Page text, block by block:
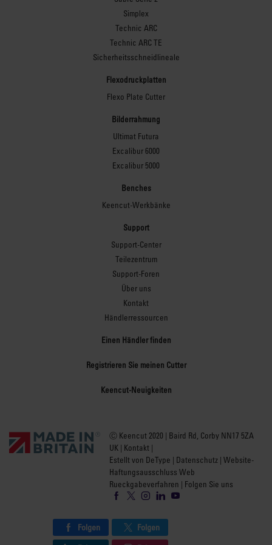
einzigartige patentierte
Proteus-Bauweise
ermöglicht eine sichere
nicht mit der Zeit an
Stabilität verliert. Stärke
entscheidend, um eine
optimale Klemmwirkung
und wiederholbare,
zuverlässige Schnitte
über die gesamte Länge
gewährleisten. Die
erleichtert die Montage;
Befestigungselemente
sind zwecks bündigem
Sicherheit bei starker
Oberfläche
Einstellbare Füße
ermöglichen eine exakte
unebenen Böden und
gewährleisten die für
Simplex
Technic ARC
Technic ARC TE
Sicherheitsschneidlineale
Flexodruckplatten
Flexo Plate Cutter
Bilderrahmung
Ultimat Futura
Excalibur 6000
Excalibur 5000
Benches
Keencut-Werkbänke
Support
Support-Center
Teilezentrum
Support-Foren
Über uns
Kontakt
Händlerressourcen
Einen Händler finden
Registrieren Sie meinen Cutter
Keencut-Neuigkeiten
Ⓒ Keencut 2020 | Baird Rd, Corby NN17 5ZA
UK | Kontakt |
Estellt von DeType | Datenschutz | Website-
Haftungsausschluss Web
Rueckgabeverfahren | Folgen Sie uns
Folgen
Folgen